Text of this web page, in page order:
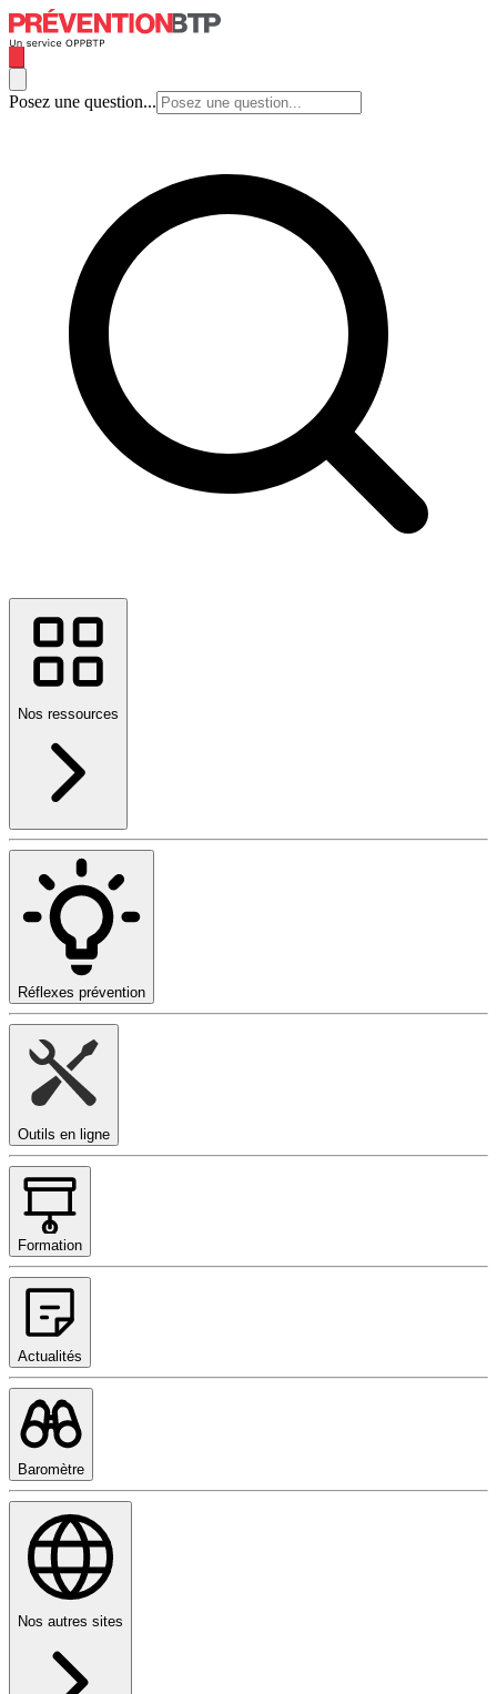
Posez une question...
Nos ressources
Réflexes prévention
Outils en ligne
Formation
Actualités
Baromètre
Nos autres sites